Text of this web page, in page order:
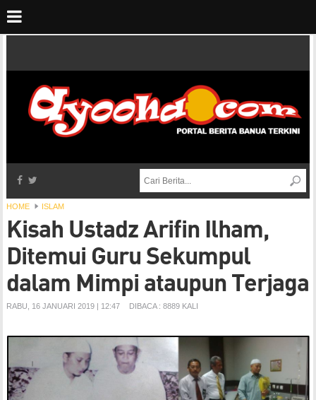
HOME ISLAM
Kisah Ustadz Arifin Ilham,
Ditemui Guru Sekumpul
dalam Mimpi ataupun Terjaga
RABU, 16 JANUARI 2019 | 12:47 DIBACA : 8889 KALI